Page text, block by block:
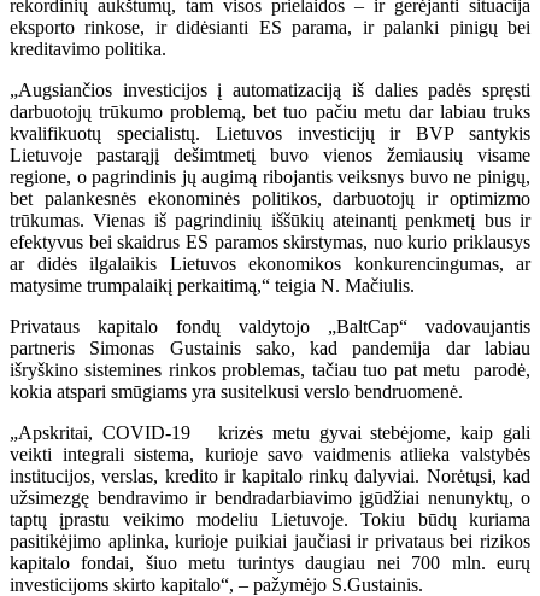
rekordinių aukštumų, tam visos prielaidos – ir gerėjanti situacija
eksporto rinkose, ir didėsianti ES parama, ir palanki pinigų bei
kreditavimo politika.
„Augsiančios investicijos į automatizaciją iš dalies padės spręsti
darbuotojų trūkumo problemą, bet tuo pačiu metu dar labiau truks
kvalifikuotų specialistų. Lietuvos investicijų ir BVP santykis
Lietuvoje pastarąjį dešimtmetį buvo vienos žemiausių visame
regione, o pagrindinis jų augimą ribojantis veiksnys buvo ne pinigų,
bet palankesnės ekonominės politikos, darbuotojų ir optimizmo
trūkumas. Vienas iš pagrindinių iššūkių ateinantį penkmetį bus ir
efektyvus bei skaidrus ES paramos skirstymas, nuo kurio priklausys
ar didės ilgalaikis Lietuvos ekonomikos konkurencingumas, ar
matysime trumpalaikį perkaitimą,“ teigia N. Mačiulis.
Privataus kapitalo fondų valdytojo „BaltCap“ vadovaujantis
partneris Simonas Gustainis sako, kad pandemija dar labiau
išryškino sistemines rinkos problemas, tačiau tuo pat metu parodė,
kokia atspari smūgiams yra susitelkusi verslo bendruomenė.
„Apskritai, COVID-19 krizės metu gyvai stebėjome, kaip gali
veikti integrali sistema, kurioje savo vaidmenis atlieka valstybės
institucijos, verslas, kredito ir kapitalo rinkų dalyviai. Norėtųsi, kad
užsimezgę bendravimo ir bendradarbiavimo įgūdžiai nenunyktų, o
taptų įprastu veikimo modeliu Lietuvoje. Tokiu būdų kuriama
pasitikėjimo aplinka, kurioje puikiai jaučiasi ir privataus bei rizikos
kapitalo fondai, šiuo metu turintys daugiau nei 700 mln. eurų
investicijoms skirto kapitalo“, – pažymėjo S.Gustainis.